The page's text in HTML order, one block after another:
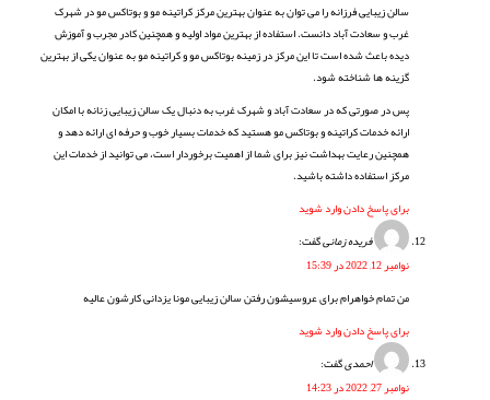
سالن زیبایی فرزانه را می توان به عنوان بهترین مرکز کراتینه مو و بوتاکس مو در شهرک
غرب و سعادت آباد دانست. استفاده از بهترین مواد اولیه و همچنین کادر مجرب و آموزش
دیده باعث شده است تا این مرکز در زمینه بوتاکس مو و کراتینه مو به عنوان یکی از بهترین
گزینه ها شناخته شود.
پس در صورتی که در سعادت آباد و شهرک غرب به دنبال یک سالن زیبایی زنانه با امکان
ارائه خدمات کراتینه و بوتاکس مو هستید که خدمات بسیار خوب و حرفه ای ارائه دهد و
همچنین رعایت بهداشت نیز برای شما از اهمیت برخوردار است، می توانید از خدمات این
مرکز استفاده داشته باشید.
برای پاسخ دادن وارد شوید
فریده زمانیگفت:
نوامبر 12, 2022 در 15:39
من تمام خواهرام برای عروسیشون رفتن سالن زیبایی مونا یزدانی کارشون عالیه
برای پاسخ دادن وارد شوید
احمدیگفت:
نوامبر 27, 2022 در 14:23